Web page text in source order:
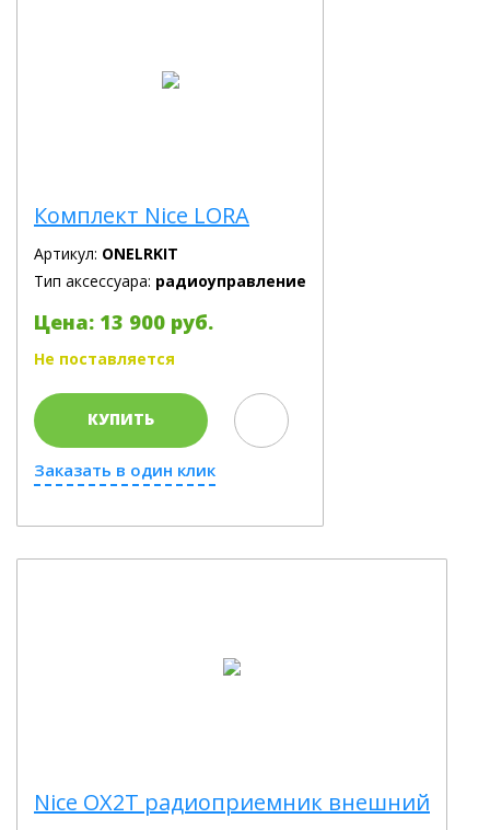
Комплект Nice LORA
Артикул: ONELRKIT
Тип аксессуара: радиоуправление
Цена: 13 900 руб.
Не поставляется
КУПИТЬ
Заказать в один клик
Nice OX2T радиоприемник внешний